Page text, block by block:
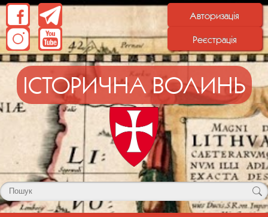
Авторизація
Реєстрація
ІСТОРИЧНА ВОЛИНЬ